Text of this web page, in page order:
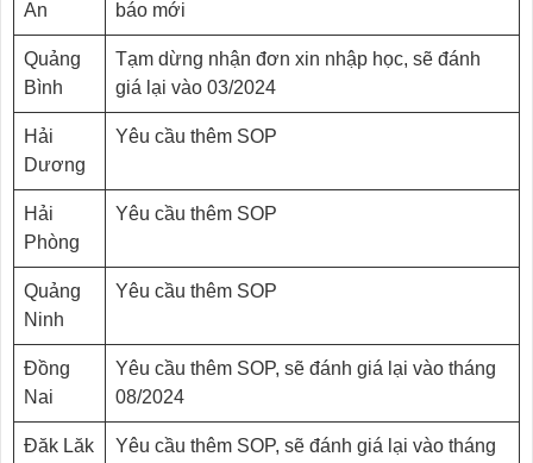
An
báo mới
Quảng
Bình
Tạm dừng nhận đơn xin nhập học, sẽ đánh
giá lại vào 03/2024
Hải
Dương
Yêu cầu thêm SOP
Hải
Phòng
Yêu cầu thêm SOP
Quảng
Ninh
Yêu cầu thêm SOP
Đồng
Nai
Yêu cầu thêm SOP, sẽ đánh giá lại vào tháng
08/2024
Đăk Lăk
Yêu cầu thêm SOP, sẽ đánh giá lại vào tháng